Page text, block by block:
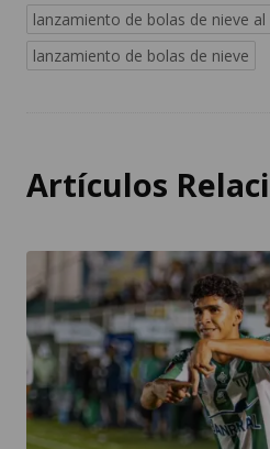
lanzamiento de bolas de nieve
lanzamiento de bolas de nieve
Artículos